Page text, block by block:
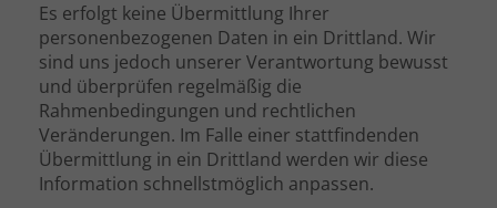
Es erfolgt keine Übermittlung Ihrer
personenbezogenen Daten in ein Drittland. Wir
sind uns jedoch unserer Verantwortung bewusst
und überprüfen regelmäßig die
Rahmenbedingungen und rechtlichen
Veränderungen. Im Falle einer stattfindenden
Übermittlung in ein Drittland werden wir diese
Information schnellstmöglich anpassen.